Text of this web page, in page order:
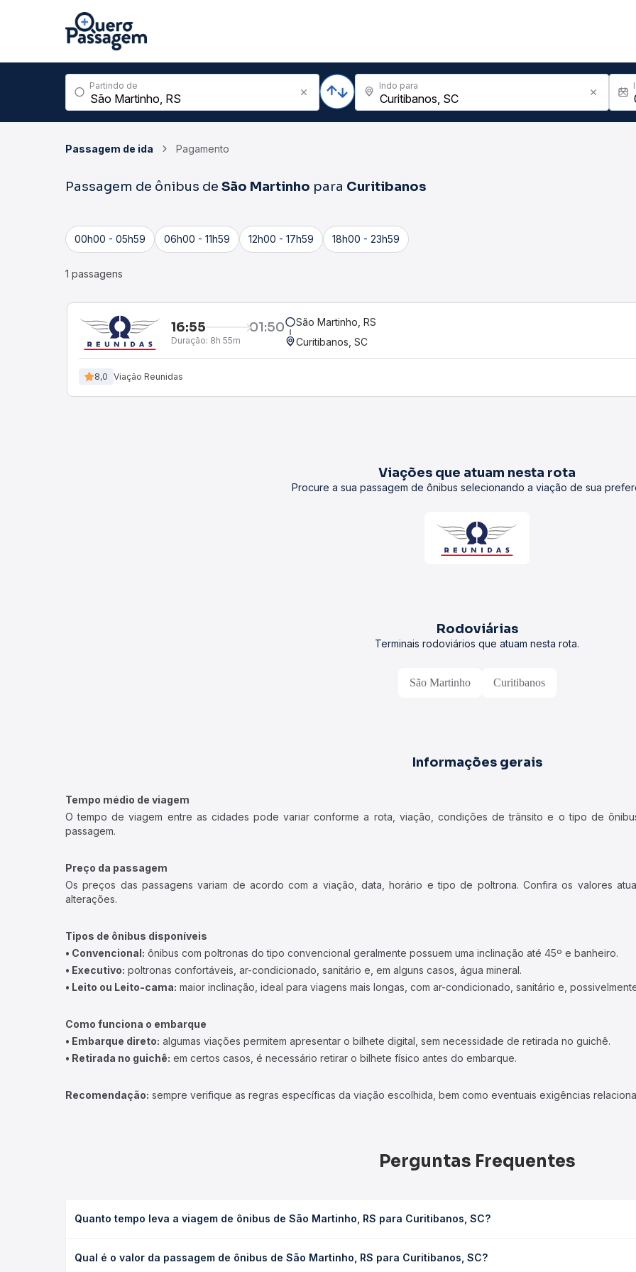
Partindo de Indo para
Passagem de ida Pagamento
Passagem de ônibus de São Martinho para Curitibanos
00h00 - 05h59 06h00 - 11h59 12h00 - 17h59 18h00 - 23h59
1 passagens
16:55 01:50
Duração: 8h 55m
São Martinho, RS
Curitibanos, SC
8,0 Viação Reunidas
Viações que atuam nesta rota
Procure a sua passagem de ônibus selecionando a viação de sua
Rodoviárias
Terminais rodoviários que atuam nesta rota.
São Martinho Curitibanos
Informações gerais
Tempo médio de viagem
O tempo de viagem entre as cidades pode variar conforme a rota, viação, condições de trânsito e o tipo de
passagem.
Preço da passagem
Os preços das passagens variam de acordo com a viação, data, horário e tipo de poltrona. Confira os valores
alterações.
Tipos de ônibus disponíveis
• Convencional: ônibus com poltronas do tipo convencional geralmente possuem uma inclinação até 45º e banheiro.
• Executivo: poltronas confortáveis, ar-condicionado, sanitário e, em alguns casos, água mineral.
• Leito ou Leito-cama: maior inclinação, ideal para viagens mais longas, com ar-condicionado, sanitário e,
Como funciona o embarque
• Embarque direto: algumas viações permitem apresentar o bilhete digital, sem necessidade de retirada no guichê.
• Retirada no guichê: em certos casos, é necessário retirar o bilhete físico antes do embarque.
Recomendação: sempre verifique as regras específicas da viação escolhida, bem como eventuais exigências
Perguntas Frequentes
Quanto tempo leva a viagem de ônibus de São Martinho, RS para Curitibanos, SC?
leito) e as condições de tráfego. Na Quero Passagem você consulta os horários disponíveis e vê a duração exata de
Qual é o valor da passagem de ônibus de São Martinho, RS para Curitibanos, SC?